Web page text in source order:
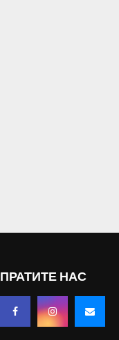
ПРАТИТЕ НАС